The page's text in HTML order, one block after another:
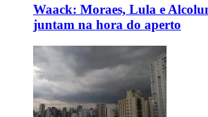
Waack: Moraes, Lula e
juntam na hora do aperto